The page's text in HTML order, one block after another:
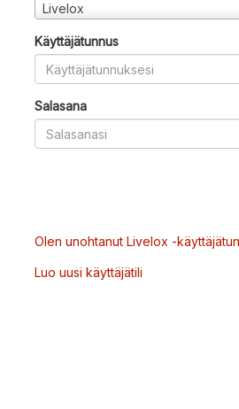
Livelox
Käyttäjätunnus
Salasana
Olen unohtanut Livelox -
Luo uusi käyttäjätili